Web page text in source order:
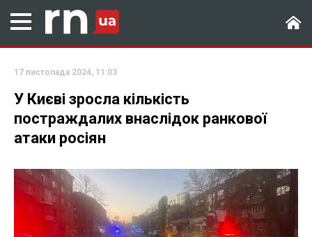
17 листопада 2024, 11:03
У Києві зросла кількість
постраждалих внаслідок ранкової
атаки росіян